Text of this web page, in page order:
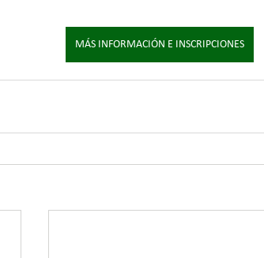
MÁS INFORMACIÓN E INSCRIPCIONES